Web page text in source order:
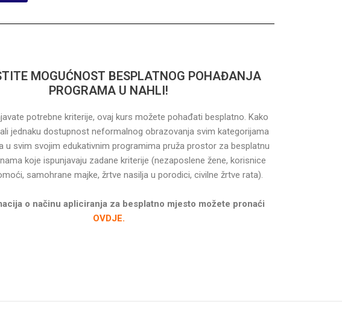
MOGUĆNOST BESPLATNOG POHAĐANJA
PROGRAMA U NAHLI!
potrebne kriterije, ovaj kurs možete pohađati besplatno. Kako
dostupnost neformalnog obrazovanja svim kategorijama
edukativnim programima pruža prostor za besplatnu
zadane kriterije (nezaposlene žene, korisnice
socijalne pomoći, samohrane majke, žrtve nasilja u porodici, civilne žrtve rata).
o načinu apliciranja za besplatno mjesto možete pronaći
OVDJE.